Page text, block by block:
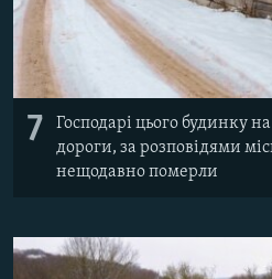
7
Господарі цього будинку
дороги, за розповідями
нещодавно померли